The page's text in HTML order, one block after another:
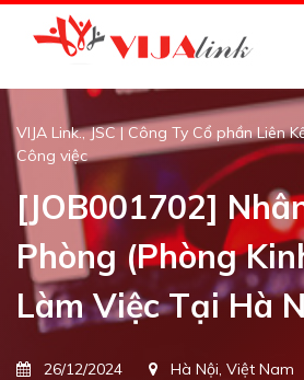
VIJA Link., JSC | Công Ty Cổ phần Liên
Công việc
[JOB001702]
Phòng (Phòng
Làm Việc Tại Hà
26/12/2024
Hà Nội, Việt Nam